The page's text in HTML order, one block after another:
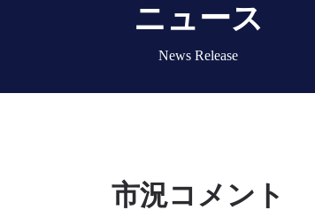
ニュース
News Release
市況コメント